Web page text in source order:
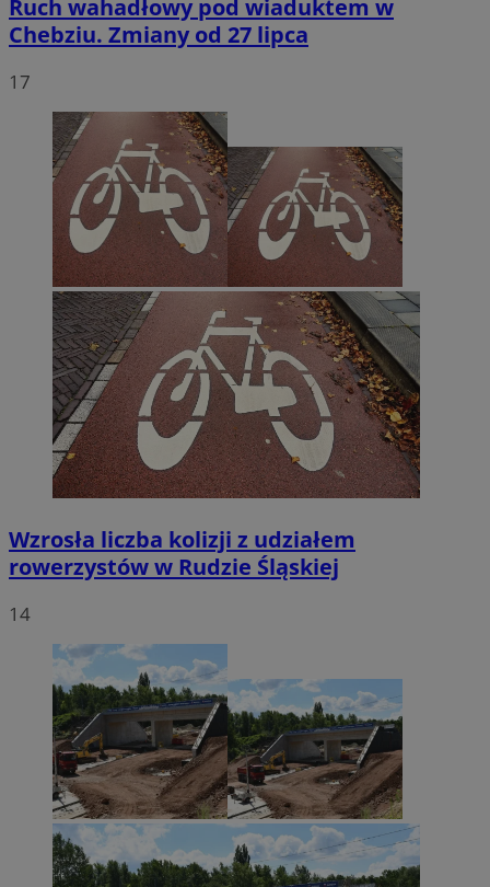
Ruch wahadłowy pod wiaduktem w
Chebziu. Zmiany od 27 lipca
17
Wzrosła liczba kolizji z udziałem
rowerzystów w Rudzie Śląskiej
14